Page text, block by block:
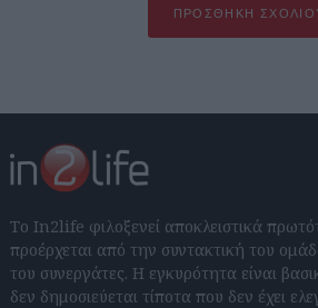
ΠΡΟΣΘΉΚΗ
Το In2life φιλοξενεί αποκλειστικά
προέρχεται από την συντακτική του
του συνεργάτες. Η εγκυρότητα είναι
δεν δημοσιεύεται τίποτα που δεν έχει